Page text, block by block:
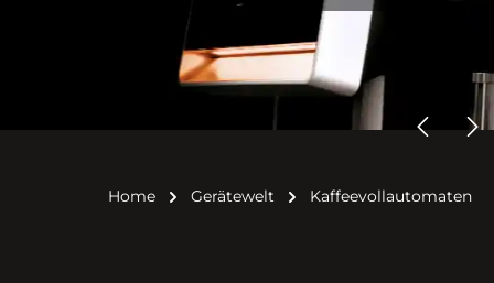
Home Gerätewelt Kaffeevollautomaten